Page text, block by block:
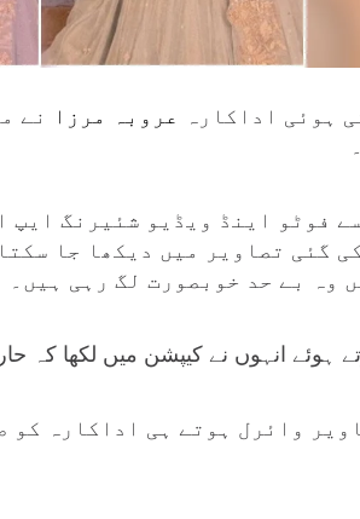
ہوئی اداکارہ عروبہ مرزا
نے
فوٹو اینڈ ویڈیو شئیرنگ
گئی تصاویر میں دیکھا جا
وہ بے حد خوبصورت لگ رہی ہیں۔
ہوئے انہوں نے کیپشن میں لکھا کہ
وائرل ہوتے ہی اداکارہ کو